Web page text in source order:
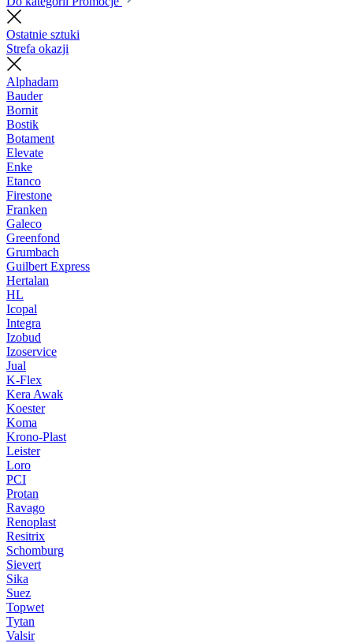
Ostatnie sztuki
Strefa okazji
Alphadam
Bauder
Bornit
Bostik
Botament
Elevate
Enke
Etanco
Firestone
Franken
Galeco
Greenfond
Grumbach
Guilbert Express
Hertalan
HL
Icopal
Integra
Izobud
Izoservice
Jual
K-Flex
Kera Awak
Koester
Koma
Krono-Plast
Leister
Loro
PCI
Protan
Ravago
Renoplast
Resitrix
Schomburg
Sievert
Sika
Suez
Topwet
Tytan
Valsir